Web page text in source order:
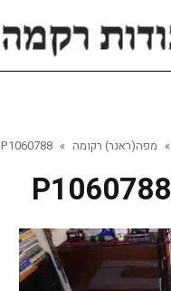
» מפה(ראנר) רקומה »
P1060788
P1060788